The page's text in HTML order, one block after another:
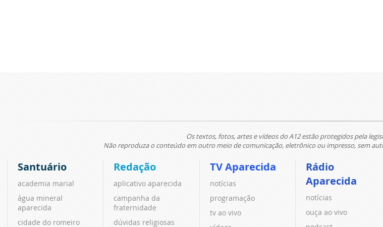
Os textos, fotos, artes e vídeos do A12 estão protegidos pela
Não reproduza o conteúdo em outro meio de comunicação, eletrônico ou impresso, sem
Santuário
academia marial
água mineral
aparecida
cidade do romeiro
Redação
aplicativo aparecida
campanha da
fraternidade
dúvidas religiosas
TV Aparecida
notícias
programação
tv ao vivo
Rádio
Aparecida
notícias
ouça ao vivo